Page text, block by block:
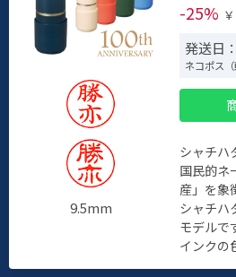
9.5mm
-25% ￥
発送日
ネコポス（
シャチハ
国民的ネ
産」を象
シャチハ
モデルで
インクの